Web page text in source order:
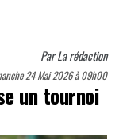
ParLa rédaction
24 Mai 2026 à 09h00
un tournoi